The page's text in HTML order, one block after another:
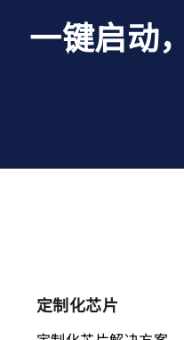
一键启动
定制化芯片